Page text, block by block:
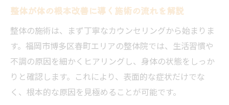
整体が体の根本改善に導く施術の流れを解説
整体の施術は、まず丁寧なカウンセリングから始まりま
す。福岡市博多区春町エリアの整体院では、生活習慣や
不調の原因を細かくヒアリングし、身体の状態をしっか
りと確認します。これにより、表面的な症状だけでな
く、根本的な原因を見極めることが可能です。